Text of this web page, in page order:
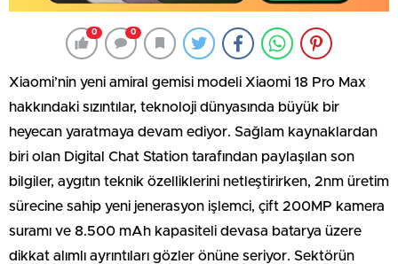
0 0
Xiaomi’nin yeni amiral gemisi modeli Xiaomi 18 Pro Max
hakkındaki sızıntılar, teknoloji dünyasında büyük bir
heyecan yaratmaya devam ediyor. Sağlam kaynaklardan
biri olan Digital Chat Station tarafından paylaşılan son
bilgiler, aygıtın teknik özelliklerini netleştirirken, 2nm üretim
sürecine sahip yeni jenerasyon işlemci, çift 200MP kamera
suramı ve 8.500 mAh kapasiteli devasa batarya üzere
dikkat alımlı ayrıntıları gözler önüne seriyor. Sektörün